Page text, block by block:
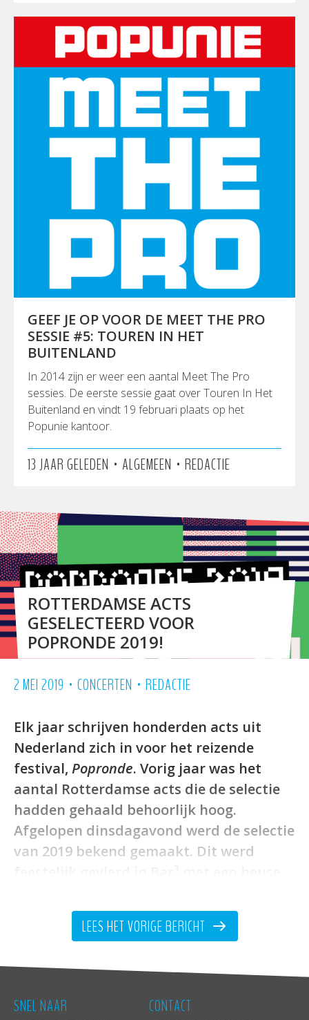
GEEF JE OP VOOR DE MEET THE PRO
SESSIE #5: TOUREN IN HET
BUITENLAND
In 2014 zijn er weer een aantal Meet The Pro
sessies. De eerste sessie gaat over Touren In Het
Buitenland en vindt 19 februari plaats op het
Popunie kantoor.
13 JAAR GELEDEN • ALGEMEEN • REDACTIE
ROTTERDAMSE ACTS
GESELECTEERD VOOR
POPRONDE 2019!
2 MEI 2019 • CONCERTEN • REDACTIE
Elk jaar schrijven honderden acts uit
Nederland zich in voor het reizende
festival, Popronde. Vorig jaar was het
aantal Rotterdamse acts die de selectie
hadden gehaald behoorlijk hoog.
Afgelopen dinsdagavond werd de selectie
van 2019 bekend gemaakt. Dit werd
Rotterdamse acts door zijn. Uit de 146
geselecteerde acts hebben wij er weer
LEES HET VORIGE BERICHT
SNEL NAAR CONTACT